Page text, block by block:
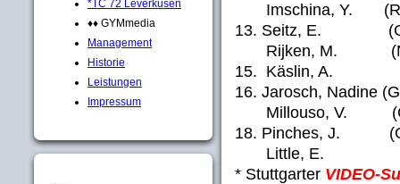
*TC 72 Leverkusen
♦♦ GYMmedia
Management
Historie
Leistungen
Impressum
Imschina, Y.
13. Seitz, E.
Rijken, M.
15. Käslin, A.
16. Jarosch, Nadine
Millouso, V.
18. Pinches, J.
Little, E.
* Stuttgarter VIDEO-